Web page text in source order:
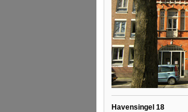
Havensingel 18